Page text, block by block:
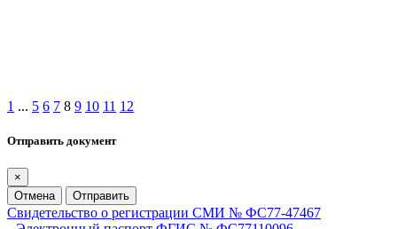
1 ... 5 6 7 8 9 10 11 12
Отправить документ
×
Отмена
Отправить
Свидетельство о регистрации СМИ № ФС77-47467